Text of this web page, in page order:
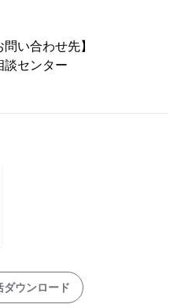
い合わせ先】
センター
ダウンロード